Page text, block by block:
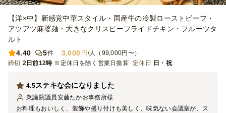
【洋×中】新感覚中華スタイル・国産牛の冷製ローストビーフ・
アツアツ麻婆麺・大きなクリスピーフライドチキン・フルーツタ
ルト
4.40
5件 3,000 円 /人（99,000円〜）
締切 2日前12時 ※定休日を除く営業日換算 定休日 日・祝
ステキな会になりました
4.5
衆議院議員安藤たかお事務所様
お料理もおいしく、装飾や盛り付けも美しく、味気ない会議室が、ス